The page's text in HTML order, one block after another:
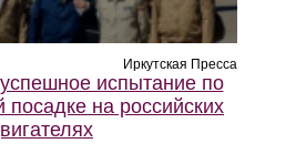
Иркутская Пресса
испытание по
посадке на российских